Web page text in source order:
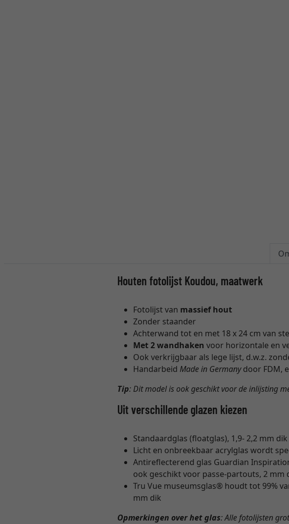
Houten fotolijst Koudou, maatwerk
Fotolijst van massief hout
Zonder staander
Achterwand tot en met 18 x 24 cm van
Met 2 wandhaken voor horizontale en
Ook verkrijgbaar als lege lijst, d.w.z.
Handarbeid Made in Germanydoor FDM,
Tip: Dit model is ook geschikt voor de inlijsting
Uit verschillende glazen kiezen
Standaardglas (floatglas), 1,9- 2,2 mm dik
Licht en onbreekbaar acrylglas wordt
Antireflecterend glas Guardian
ook geschikt voor passe-partouts, 2 mm
Tru Vue museumsglas® houdt tot 99%
mm dik
Opmerkingen over het glas: Alle fotolijsten